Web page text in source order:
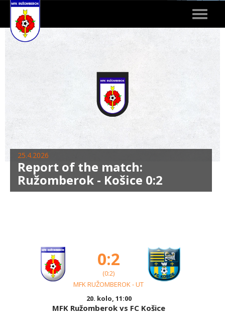
Toggle
25.4.2026
Report of the match:
Ružomberok - Košice 0:2
0:2
(0:2)
MFK RUŽOMBEROK - UT
20. kolo, 11:00
MFK Ružomberok vs FC Košice